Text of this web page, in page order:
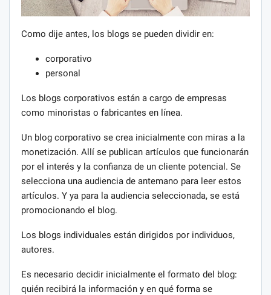
Como dije antes, los blogs se pueden dividir en:
corporativo
personal
Los blogs corporativos están a cargo de empresas
como minoristas o fabricantes en línea.
Un blog corporativo se crea inicialmente con miras a la
monetización. Allí se publican artículos que funcionarán
por el interés y la confianza de un cliente potencial. Se
selecciona una audiencia de antemano para leer estos
artículos. Y ya para la audiencia seleccionada, se está
promocionando el blog.
Los blogs individuales están dirigidos por individuos,
autores.
Es necesario decidir inicialmente el formato del blog:
quién recibirá la información y en qué forma se